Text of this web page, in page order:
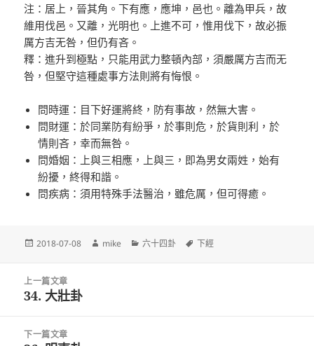
注：居上，晉其角。下有應，應坤，邑也。離為甲兵，故
維用伐邑。又離，光明也。上進不可，惟用伐下，故必振
厲方吉无咎，但仍有吝。
釋：進升到極點，只能用武力整頓內部，須嚴厲方吉而无
咎，但堅守這種處事方法則將有悔恨。
問時運：目下好運將終，防有事故，然無大害。
問財運：於同業防有紛爭，於事則危，於貨則利，於
情則吝，幸而無咎。
問婚姻：上與三相應，上與三，即為男女兩姓，始有
紛擾，終得和諧。
問疾病：須用特殊手法醫治，雖危厲，但可得癒。
發
期:
2018-07-08
作
mike
分
六十四卦
標
下經
上一篇文章
上
篇
34. 大壯卦
下一篇文章